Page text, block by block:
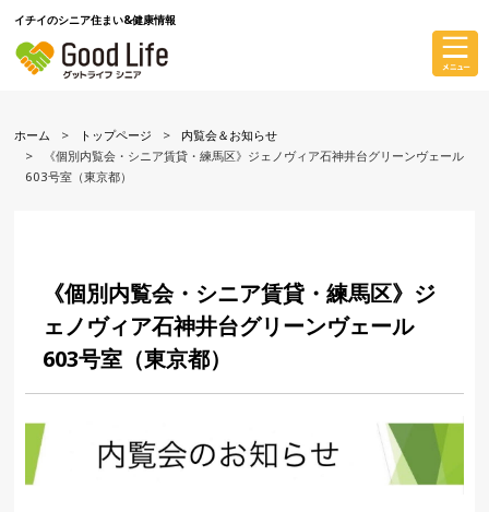
イチイのシニア住まい&健康情報
ホーム トップページ
内覧会＆お知らせ
《個別内覧会・シニア賃貸・練馬区》ジェノヴィア石神井台グリーンヴェール
603号室（東京都）
《個別内覧会・シニア賃貸・練馬区》ジ
ェノヴィア石神井台グリーンヴェール
603号室（東京都）